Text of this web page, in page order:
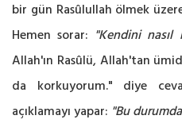
bir gün Rasûlullah ölmek
Hemen sorar: "Kendini nasıl
Allah'ın Rasûlü, Allah'tan
da korkuyorum." diye
açıklamayı yapar: "Bu